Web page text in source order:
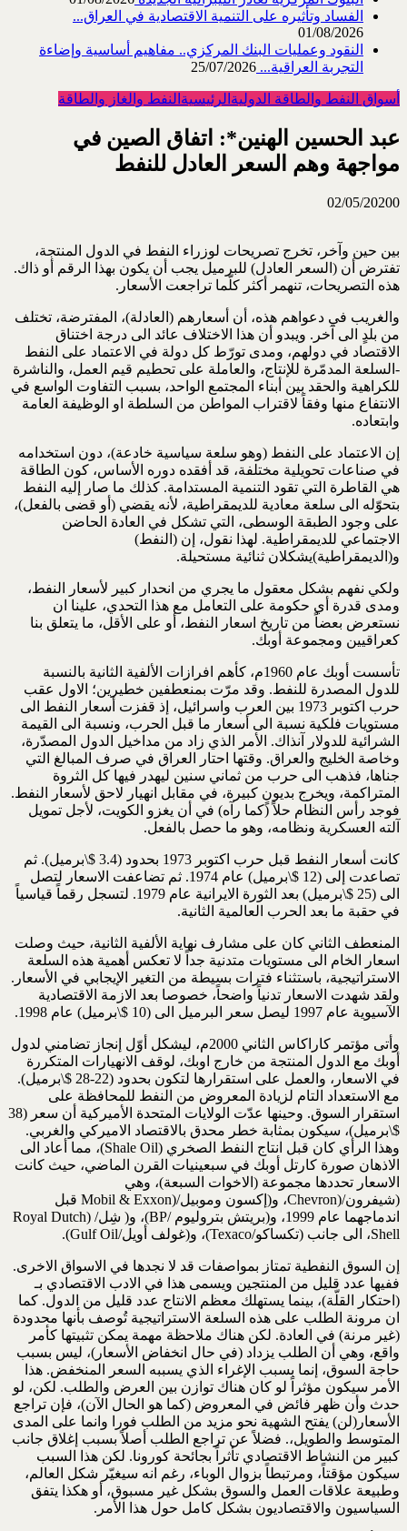
الفساد وتأثيره على التنمية الاقتصادية في العراق...
01/08/2026
النقود وعمليات البنك المركزي.. مفاهيم أساسية وإضاءة
التجربة العراقية... 25/07/2026
أسواق النفط والطاقة الدولية الرئيسية النفط والغاز والطاقة
عبد الحسين الهنين*: اتفاق الصين في
مواجهة وهم السعر العادل للنفط
02/05/20200
بين حين وآخر، تخرج تصريحات لوزراء النفط في الدول المنتجة،
تفترض أن (السعر العادل) للبرميل يجب أن يكون بهذا الرقم أو ذاك.
هذه التصريحات، تنهمر أكثر كلّما تراجعت الأسعار.
والغريب في دعواهم هذه، أن أسعارهم (العادلة)، المفترضة، تختلف
من بلدٍ الى آخر. ويبدو أن هذا الاختلاف عائد الى درجة اختناق
الاقتصاد في دولهم، ومدى تورّط كل دولة في الاعتماد على النفط
-السلعة المدمّرة للإنتاج، والعاملة على تحطيم قيم العمل، والناشرة
للكراهية والحقد بين أبناء المجتمع الواحد، بسبب التفاوت الواسع في
الانتفاع منها وفقاً لاقتراب المواطن من السلطة او الوظيفة العامة
وابتعاده.
إن الاعتماد على النفط (وهو سلعة سياسية خادعة)، دون استخدامه
في صناعات تحويلية مختلفة، قد أفقده دوره الأساس، كون الطاقة
هي القاطرة التي تقود التنمية المستدامة. كذلك ما صار إليه النفط
بتحوّله الى سلعة معادية للديمقراطية، لأنه يقضي (أو قضى بالفعل)،
على وجود الطبقة الوسطى، التي تشكل في العادة الحاضن
الاجتماعي للديمقراطية. لهذا نقول، إن (النفط)
و(الديمقراطية)يشكلان ثنائية مستحيلة.
ولكي نفهم بشكل معقول ما يجري من انحدار كبير لأسعار النفط،
ومدى قدرة أي حكومة على التعامل مع هذا التحدي، علينا ان
نستعرض بعضاً من تاريخ اسعار النفط، أو على الأقل، ما يتعلق بنا
كعراقيين ومجموعة أوبك.
تأسست أوبك عام 1960م، كأهم افرازات الألفية الثانية بالنسبة
للدول المصدرة للنفط. وقد مرّت بمنعطفين خطيرين؛ الاول عقب
حرب اكتوبر 1973 بين العرب واسرائيل، إذ قفزت أسعار النفط الى
مستويات فلكية نسبة الى أسعار ما قبل الحرب، ونسبة الى القيمة
الشرائية للدولار آنذاك. الأمر الذي زاد من مداخيل الدول المصدّرة،
وخاصة الخليج والعراق. وقتها احتار العراق في صرف المبالغ التي
جناها، فذهب الى حرب من ثماني سنين ليهدر فيها كل الثروة
المتراكمة، ويخرج بديونٍ كبيرة، في مقابل انهيار لاحق لأسعار النفط.
فوجد رأس النظام حلاً (كما رآه) في أن يغزو الكويت، لأجل تمويل
آلته العسكرية ونظامه، وهو ما حصل بالفعل.
كانت أسعار النفط قبل حرب اكتوبر 1973 بحدود (3.4 $\برميل). ثم
تصاعدت إلى (12 $\برميل) عام 1974. ثم تضاعفت الاسعار لتصل
الى (25 $\برميل) بعد الثورة الايرانية عام 1979. لتسجل رقماً قياسياً
في حقبة ما بعد الحرب العالمية الثانية.
المنعطف الثاني كان على مشارف نهاية الألفية الثانية، حيث وصلت
اسعار الخام الى مستويات متدنية جداً لا تعكس أهمية هذه السلعة
الاستراتيجية، باستثناء فترات بسيطة من التغير الإيجابي في الأسعار.
ولقد شهدت الاسعار تدنياً واضحاً، خصوصا بعد الازمة الاقتصادية
الآسيوية عام 1997 ليصل سعر البرميل الى (10 $\برميل) عام 1998.
وأتى مؤتمر كاراكاس الثاني 2000م، ليشكل أوّل إنجاز تضامني لدول
أوبك مع الدول المنتجة من خارج اوبك، لوقف الانهيارات المتكررة
في الاسعار، والعمل على استقرارها لتكون بحدود (22-28 $\برميل).
مع الاستعداد التام لزيادة المعروض من النفط للمحافظة على
استقرار السوق. وحينها عدّت الولايات المتحدة الأميركية أن سعر (38
$\برميل)، سيكون بمثابة خطر محدق بالاقتصاد الاميركي والغربي.
وهذا الرأي كان قبل انتاج النفط الصخري (Shale Oil)، مما أعاد الى
الاذهان صورة كارتل أوبك في سبعينيات القرن الماضي، حيث كانت
الاسعار تحددها مجموعة (الاخوات السبعة)، وهي
(شيفرون/(Chevron، و(إكسون وموبيل/(Mobil & Exxon قبل
اندماجهما عام 1999، و(بريتش بتروليوم /BP)، و( شِل/ (Royal Dutch
Shell، الى جانب (تكساكو/Texaco)، و(غولف أويل/Gulf Oil).
إن السوق النفطية تمتاز بمواصفات قد لا نجدها في الاسواق الاخرى.
ففيها عدد قليل من المنتجين ويسمى هذا في الادب الاقتصادي بـ
(احتكار القلّة)، بينما يستهلك معظم الانتاج عدد قليل من الدول. كما
ان مرونة الطلب على هذه السلعة الاستراتيجية تُوصف بأنها محدودة
(غير مرنة) في العادة. لكن هناك ملاحظة مهمة يمكن تثبيتها كأمر
واقع، وهي أن الطلب يزداد (في حال انخفاض الأسعار)، ليس بسبب
حاجة السوق، إنما بسبب الإغراء الذي يسببه السعر المنخفض. هذا
الأمر سيكون مؤثراً لو كان هناك توازن بين العرض والطلب. لكن، لو
حدث وأن ظهر فائض في المعروض (كما هو الحال الآن)، فإن تراجع
الأسعار(لن) يفتح الشهية نحو مزيد من الطلب فورا وانما على المدى
المتوسط والطويل،. فضلاً عن تراجع الطلب أصلاً بسبب إغلاق جانب
كبير من النشاط الاقتصادي تأثراً بجائحة كورونا. لكن هذا السبب
سيكون مؤقتاً، ومرتبطاً بزوال الوباء، رغم انه سيغيّر شكل العالم،
وطبيعة علاقات العمل والسوق بشكل غير مسبوق، أو هكذا يتفق
السياسيون والاقتصاديون بشكل كامل حول هذا الأمر.